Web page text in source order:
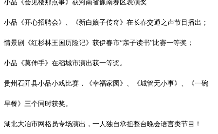
小品《会见楼那点事》获河南省豫南赛区表演奖
小品《开心招聘会》、《新白娘子传奇》在长春交通之声节目播出；
情景剧《红杉林王国历险记》获伊春市“亲子读书”比赛一等奖；
小品《莫伸手》在稻城市演出获一等奖。
贵州石阡县小品小戏比赛，《幸福家园》、《城管无小事》、《一碗
早餐》三个同时获奖。
湖北大冶市网格员专场演出，一人独自承担整台晚会语言类节目！